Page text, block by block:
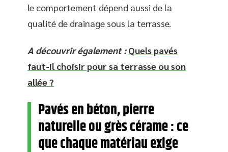
le comportement dépend aussi de la
qualité de drainage sous la terrasse.
A découvrir également : Quels pavés
faut-il choisir pour sa terrasse ou son
allée ?
Pavés en béton, pierre
naturelle ou grès cérame : ce
que chaque matériau exige